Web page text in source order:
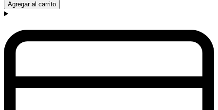
Agregar al carrito